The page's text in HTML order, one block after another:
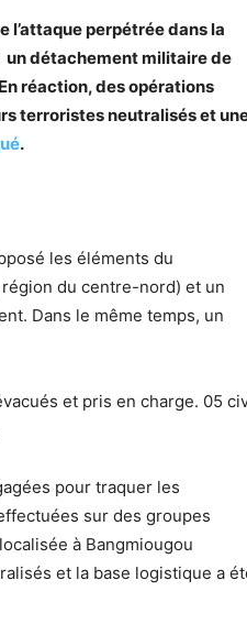
l’attaque perpétrée dans la
détachement militaire de
réaction, des opérations
terroristes neutralisés et
.
les éléments du
du centre-nord) et un
Dans le même temps, un
et pris en charge. 05
pour traquer les
sur des groupes
à Bangmiougou
et la base logistique a